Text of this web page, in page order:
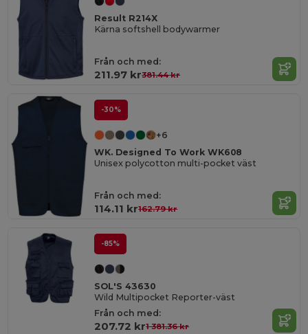
Result R214X
Kärna softshell bodywarmer
Från och med:
211.97 kr381.44 kr
-30%
+6
WK. Designed To Work WK608
Unisex polycotton multi-pocket väst
Från och med:
114.11 kr162.79 kr
-85%
SOL'S 43630
Wild Multipocket Reporter-väst
Från och med:
207.72 kr1 381.36 kr